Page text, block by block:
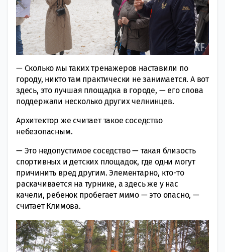
— Сколько мы таких тренажеров наставили по
городу, никто там практически не занимается. А вот
здесь, это лучшая площадка в городе, — его слова
поддержали несколько других челнинцев.
Архитектор же считает такое соседство
небезопасным.
— Это недопустимое соседство — такая близость
спортивных и детских площадок, где одни могут
причинить вред другим. Элементарно, кто-то
раскачивается на турнике, а здесь же у нас
качели, ребенок пробегает мимо — это опасно, —
считает Климова.